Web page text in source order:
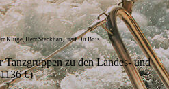
Kluge, Herr Steckhan, Frau Du Bois
Tanzgruppen zu den Landes- und
€)